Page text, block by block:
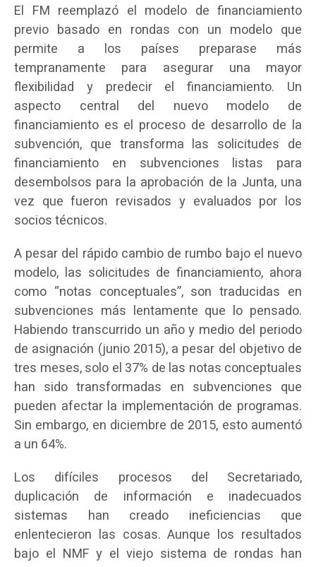
El FM reemplazó el modelo de financiamiento
previo basado en rondas con un modelo que
permite a los países preparase más
tempranamente para asegurar una mayor
flexibilidad y predecir el financiamiento. Un
aspecto central del nuevo modelo de
financiamiento es el proceso de desarrollo de la
subvención, que transforma las solicitudes de
financiamiento en subvenciones listas para
desembolsos para la aprobación de la Junta, una
vez que fueron revisados y evaluados por los
socios técnicos.
A pesar del rápido cambio de rumbo bajo el nuevo
modelo, las solicitudes de financiamiento, ahora
como “notas conceptuales”, son traducidas en
subvenciones más lentamente que lo pensado.
Habiendo transcurrido un año y medio del periodo
de asignación (junio 2015), a pesar del objetivo de
tres meses, solo el 37% de las notas conceptuales
han sido transformadas en subvenciones que
pueden afectar la implementación de programas.
Sin embargo, en diciembre de 2015, esto aumentó
a un 64%.
Los difíciles procesos del Secretariado,
duplicación de información e inadecuados
sistemas han creado ineficiencias que
enlentecieron las cosas. Aunque los resultados
bajo el NMF y el viejo sistema de rondas han